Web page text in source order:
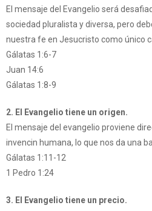
El mensaje del Evangelio será
sociedad pluralista y diversa, pero
nuestra fe en Jesucristo como único
Gálatas 1:6-7
Juan 14:6
Gálatas 1:8-9
2. El Evangelio tiene un origen.
El mensaje del evangelio proviene
invencin humana, lo que nos da una
Gálatas 1:11-12
1 Pedro 1:24
3. El Evangelio tiene un precio.